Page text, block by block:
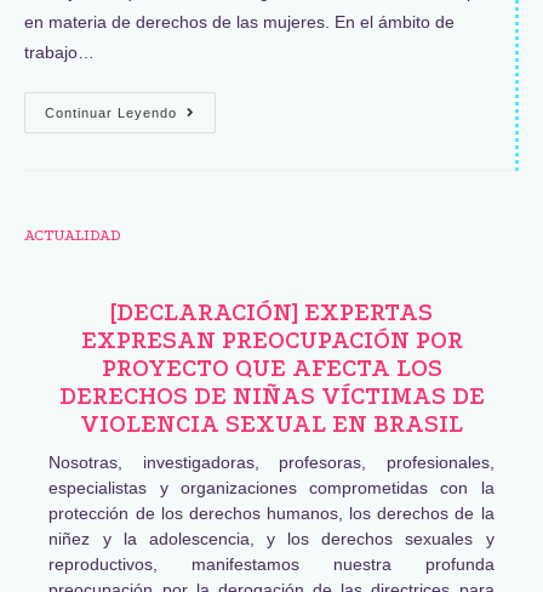
en materia de derechos de las mujeres. En el ámbito de
trabajo…
Continuar Leyendo
ACTUALIDAD
[DECLARACIÓN] EXPERTAS
EXPRESAN PREOCUPACIÓN POR
PROYECTO QUE AFECTA LOS
DERECHOS DE NIÑAS VÍCTIMAS DE
VIOLENCIA SEXUAL EN BRASIL
Nosotras, investigadoras, profesoras, profesionales,
especialistas y organizaciones comprometidas con la
protección de los derechos humanos, los derechos de la
niñez y la adolescencia, y los derechos sexuales y
reproductivos, manifestamos nuestra profunda